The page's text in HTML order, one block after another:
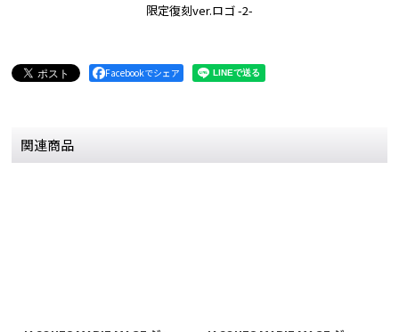
限定復刻ver.ロゴ -2-
Facebookでシェア
関連商品